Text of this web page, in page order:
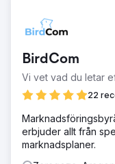
BirdCom
Vi vet vad du letar
22
erbjuder allt från
marknadsplaner.